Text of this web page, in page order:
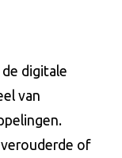
digitale
van
of